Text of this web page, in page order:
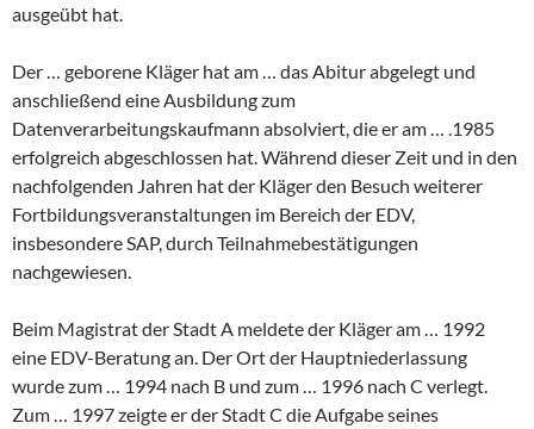
ausgeübt hat.
Der … geborene Kläger hat am … das Abitur abgelegt und
anschließend eine Ausbildung zum
Datenverarbeitungskaufmann absolviert, die er am … .1985
erfolgreich abgeschlossen hat. Während dieser Zeit und in den
nachfolgenden Jahren hat der Kläger den Besuch weiterer
Fortbildungsveranstaltungen im Bereich der EDV,
insbesondere SAP, durch Teilnahmebestätigungen
nachgewiesen.
Beim Magistrat der Stadt A meldete der Kläger am … 1992
eine EDV-Beratung an. Der Ort der Hauptniederlassung
wurde zum … 1994 nach B und zum … 1996 nach C verlegt.
Zum … 1997 zeigte er der Stadt C die Aufgabe seines